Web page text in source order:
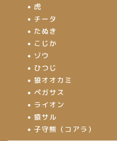
虎
チータ
たぬき
こじか
ゾウ
ひつじ
狼オオカミ
ペガサス
ライオン
猿サル
子守熊（コアラ）